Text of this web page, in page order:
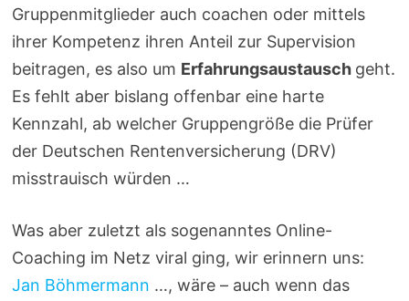
Gruppenmitglieder auch coachen oder mittels
ihrer Kompetenz ihren Anteil zur Supervision
beitragen, es also um Erfahrungsaustausch geht.
Es fehlt aber bislang offenbar eine harte
Kennzahl, ab welcher Gruppengröße die Prüfer
der Deutschen Rentenversicherung (DRV)
misstrauisch würden …
Was aber zuletzt als sogenanntes Online-
Coaching im Netz viral ging, wir erinnern uns:
Jan Böhmermann …, wäre – auch wenn das